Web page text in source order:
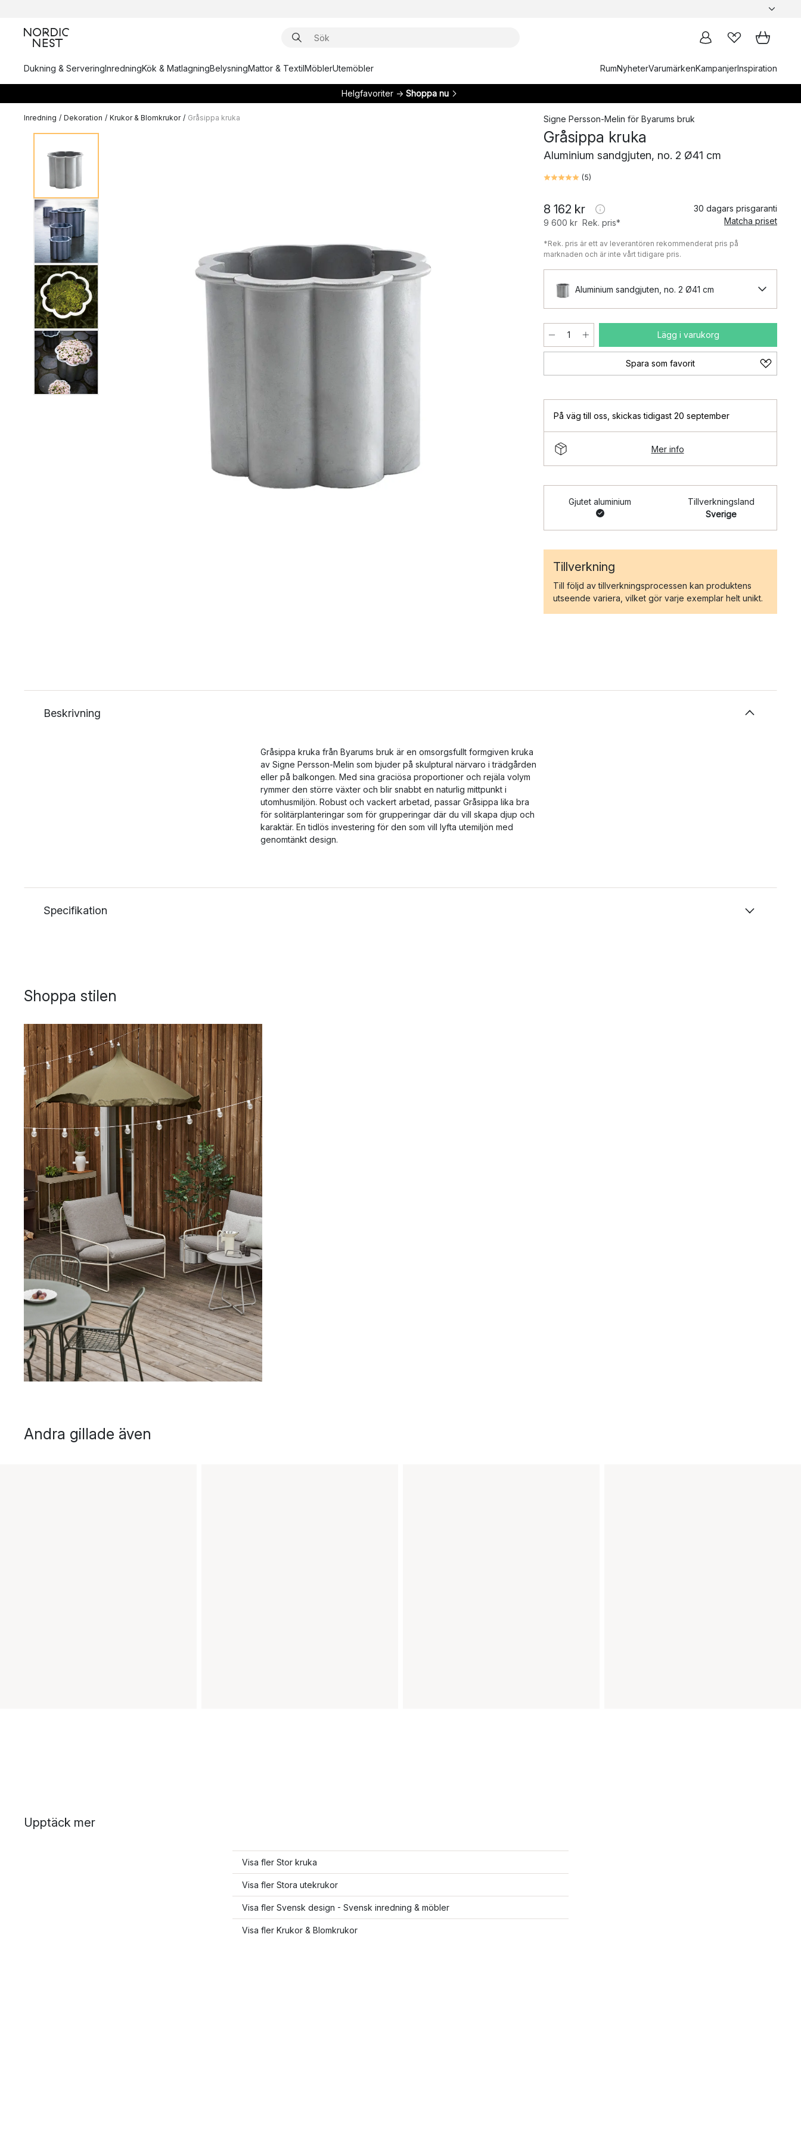
Dukning & ServeringInredningKök & MatlagningBelysningMattor & TextilMöblerUtemöbler RumNyheterVarumärkenKampanjerInspiration
Helgfavoriter → Shoppa nu
Inredning / Dekoration / Krukor & Blomkrukor / Gråsippa kruka Signe Persson-Melin för Byarums bruk
Gråsippa kruka
Aluminium sandgjuten, no. 2 Ø41 cm
(5)
8 162 kr
9 600 kr Rek. pris*
30 dagars prisgaranti
Matcha priset
*Rek. pris är ett av leverantören rekommenderat pris på
marknaden och är inte vårt tidigare pris.
Aluminium sandgjuten, no. 2 Ø41 cm
Lägg i varukorg
Spara som favorit
På väg till oss skickas tidigast 20 september
Mer info
Gjutet aluminium
Tillverkningsland
Sverige
Tillverkning
Till följd av tillverkningsprocessen kan produktens
utseende variera, vilket gör varje exemplar helt unikt.
Beskrivning
Gråsippa kruka från Byarums bruk är en omsorgsfullt formgiven kruka
av Signe Persson-Melin som bjuder på skulptural närvaro i trädgården
eller på balkongen. Med sina graciösa proportioner och rejäla volym
rymmer den större växter och blir snabbt en naturlig mittpunkt i
utomhusmiljön. Robust och vackert arbetad, passar Gråsippa lika bra
för solitärplanteringar som för grupperingar där du vill skapa djup och
karaktär. En tidlös investering för den som vill lyfta utemiljön med
genomtänkt design.
Specifikation
Shoppa stilen
Andra gillade även
Upptäck mer
Visa fler Stor kruka
Visa fler Stora utekrukor
Visa fler Svensk design - Svensk inredning & möbler
Visa fler Krukor & Blomkrukor